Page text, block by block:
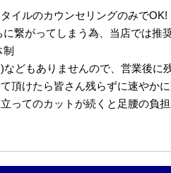
イルのカウンセリングのみでOK!
繋がってしまう為、当店では推
どもありませんので、営業後に
頂けたら皆さん残らずに速やかに
ってのカットが続くと足腰の負